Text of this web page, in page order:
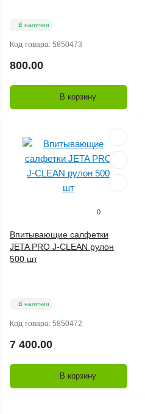
В наличии
Код товара: 5850473
800.00
В корзину
0
Впитывающие салфетки
JETA PRO J-CLEAN рулон
500 шт
В наличии
Код товара: 5850472
7 400.00
В корзину